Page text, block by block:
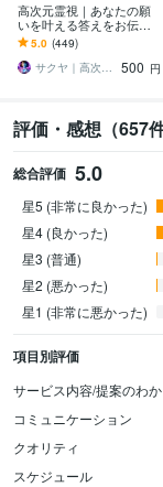
高次元霊視｜あなたの願
いを叶える答えをお伝え
します 恋愛・仕事・金
運・人間関係など｜あな
たを願望成就へ導く霊視
5.0 (449)
サクヤ｜高次元スピリット
500 円
評価・感想（657
総合評価 5.0
星5 (非常に良かった)
星4 (良かった)
星3 (普通)
星2 (悪かった)
星1 (非常に悪かった)
項目別評価
サービス内容/提案のわ
コミュニケーション
クオリティ
スケジュール